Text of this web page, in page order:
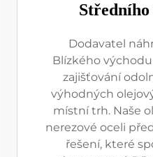
Dodavatel
Blízkého
zajišťování
výhodných
místní trh. Naše
nerezové oceli
řešení, které